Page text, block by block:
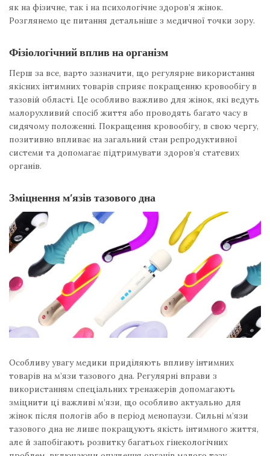
як на фізичне, так і на психологічне здоров’я жінок.
Розглянемо це питання детальніше з медичної точки зору.
Фізіологічний вплив на організм
Перш за все, варто зазначити, що регулярне використання
якісних інтимних товарів сприяє покращенню кровообігу в
тазовій області. Це особливо важливо для жінок, які ведуть
малорухливий спосіб життя або проводять багато часу в
сидячому положенні. Покращення кровообігу, в свою чергу,
позитивно впливає на загальний стан репродуктивної
системи та допомагає підтримувати здоров’я статевих
органів.
Зміцнення м’язів тазового дна
Особливу увагу медики приділяють впливу інтимних
товарів на м’язи тазового дна. Регулярні вправи з
використанням спеціальних тренажерів допомагають
зміцнити ці важливі м’язи, що особливо актуально для
жінок після пологів або в період менопаузи. Сильні м’язи
тазового дна не лише покращують якість інтимного життя,
але й запобігають розвитку багатьох гінекологічних